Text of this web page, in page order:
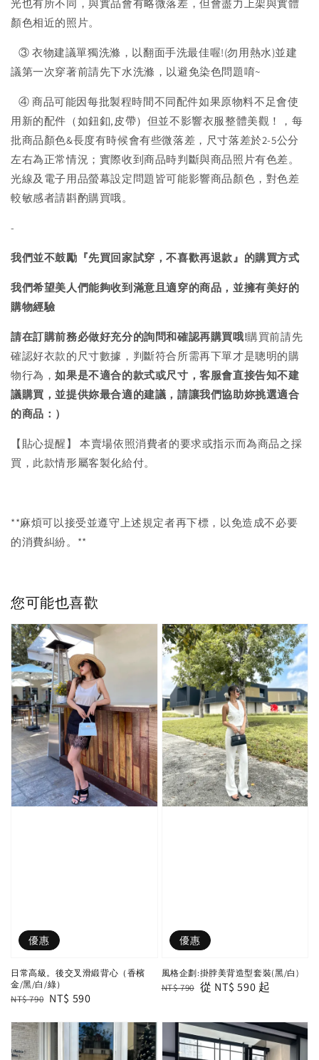
光也有所不同，與實品會有略微落差，但會盡力上架與實體
顏色相近的照片。
③ 衣物建議單獨洗滌，以翻面手洗最佳喔!(勿用熱水)並建
議第一次穿著前請先下水洗滌，以避免染色問題唷~
④ 商品可能因每批製程時間不同配件如果原物料不足會使
用新的配件（如鈕釦,皮帶）但並不影響衣服整體美觀！，每
批商品顏色&長度有時候會有些微落差，尺寸落差於2-5公分
左右為正常情況；實際收到商品時判斷與商品照片有色差。
光線及電子用品螢幕設定問題皆可能影響商品顏色，對色差
較敏感者請斟酌購買哦。
-
我們並不鼓勵『先買回家試穿，不喜歡再退款』的購買方式
我們希望美人們能夠收到滿意且適穿的商品，並擁有美好的
購物經驗
請在訂購前務必做好充分的詢問和確認再購買哦!購買前請先
確認好衣款的尺寸數據，判斷符合所需再下單才是聰明的購
物行為，如果是不適合的款式或尺寸，客服會直接告知不建
議購買，並提供妳最合適的建議，請讓我們協助妳挑選適合
的商品：）
【貼心提醒】 本賣場依照消費者的要求或指示而為商品之採
買，此款情形屬客製化給付。
**麻煩可以接受並遵守上述規定者再下標，以免造成不必要
的消費糾紛。**
您可能也喜歡
優惠
日常高級。後交叉滑緞背心（香檳
金/黑/白/綠）
Regular
NT$ 790 Sale
NT$ 590
優惠
風格企劃:掛脖美背造型套裝(黑/白)
Regular
NT$ 790 Sale
從 NT$ 590 起